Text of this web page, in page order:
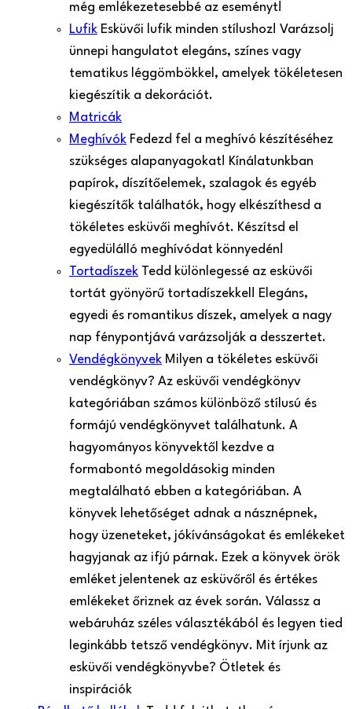
még emlékezetesebbé az eseményt!
Lufik Esküvői lufik minden stílushoz! Varázsolj
ünnepi hangulatot elegáns, színes vagy
tematikus léggömbökkel, amelyek tökéletesen
kiegészítik a dekorációt.
Matricák
Meghívók Fedezd fel a meghívó készítéséhez
szükséges alapanyagokat! Kínálatunkban
papírok, díszítőelemek, szalagok és egyéb
kiegészítők találhatók, hogy elkészíthesd a
tökéletes esküvői meghívót. Készítsd el
egyedülálló meghívódat könnyedén!
Tortadíszek Tedd különlegessé az esküvői
tortát gyönyörű tortadíszekkel! Elegáns,
egyedi és romantikus díszek, amelyek a nagy
nap fénypontjává varázsolják a desszertet.
Vendégkönyvek Milyen a tökéletes esküvői
vendégkönyv? Az esküvői vendégkönyv
kategóriában számos különböző stílusú és
formájú vendégkönyvet találhatunk. A
hagyományos könyvektől kezdve a
formabontó megoldásokig minden
megtalálható ebben a kategóriában. A
könyvek lehetőséget adnak a násznépnek,
hogy üzeneteket, jókívánságokat és emlékeket
hagyjanak az ifjú párnak. Ezek a könyvek örök
emléket jelentenek az esküvőről és értékes
emlékeket őriznek az évek során. Válassz a
webáruház széles választékából és legyen tied
leginkább tetsző vendégkönyv. Mit írjunk az
esküvői vendégkönyvbe? Ötletek és
inspirációk